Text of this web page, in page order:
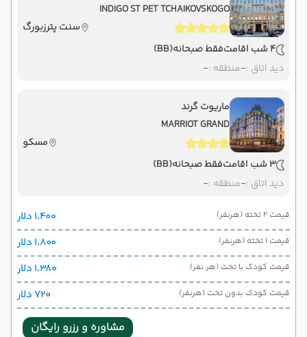
INDIGO ST PET TCHAIKOVSKOGO
سنت پترزبورگ
4 شب اقامت
فقط صبحانه(BB)
دید اتاق :-منطقه :-
ماریوت گرند
MARRIOT GRAND
مسکو
3 شب اقامت
فقط صبحانه(BB)
دید اتاق :-منطقه :-
قیمت 2 تخته (هرنفر) ۱٬۴۰۰ دلار
قیمت 1 تخته (هرنفر) ۱٬۸۰۰ دلار
قیمت کودک با تخت (هر نفر) ۱٬۳۸۰ دلار
قیمت کودک بدون تخت (هرنفر) ۷۲۰ دلار
مشاوره و رزرو رایگان